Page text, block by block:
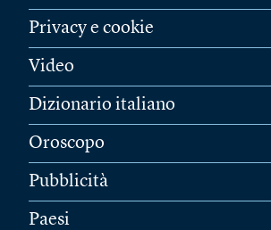
Privacy e cookie
Video
Dizionario italiano
Oroscopo
Pubblicità
Paesi